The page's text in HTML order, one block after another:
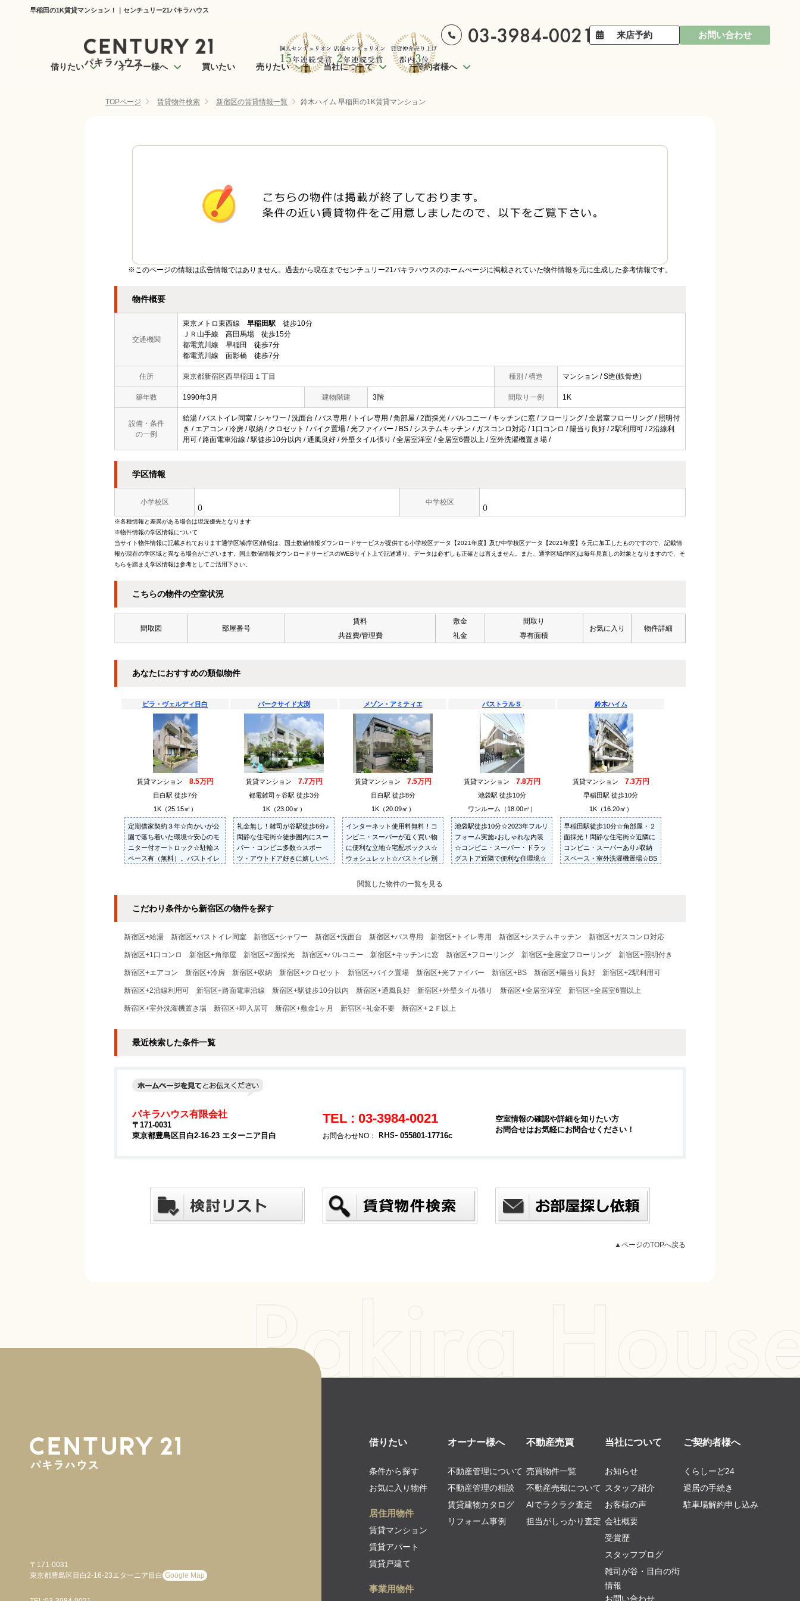
早稲田の1K賃貸マンション！｜センチュリー21パキラハウス
来店予約 お問い合わせ
借りたい オーナー様へ 買いたい 売りたい 当社について ご契約者様へ
TOPページ 賃貸物件検索 新宿区の賃貸情報一覧 鈴木ハイム 早稲田の1K賃貸マンション
※このページの情報は広告情報ではありません。過去から現在までセンチュリー21パキラハウスのホームぺージに掲載されていた物件情報を元に生成した参考情報です。
物件概要
交通機関
東京メトロ東西線 早稲田駅 徒歩10分
ＪＲ山手線 高田馬場 徒歩15分
都電荒川線 早稲田 徒歩7分
都電荒川線 面影橋 徒歩7分
住所 東京都新宿区西早稲田１丁目 種別 / 構造 マンション / S造(鉄骨造)
築年数 1990年3月 建物階建 3階 間取り一例 1K
設備・条件
の一例
給湯 / バストイレ同室 / シャワー / 洗面台 / バス専用 / トイレ専用 / 角部屋 / 2面採光 / バルコニー / キッチンに窓 / フローリング / 全居室フローリング / 照明付
き / エアコン / 冷房 / 収納 / クロゼット / バイク置場 / 光ファイバー / BS / システムキッチン / ガスコンロ対応 / 1口コンロ / 陽当り良好 / 2駅利用可 / 2沿線利
用可 / 路面電車沿線 / 駅徒歩10分以内 / 通風良好 / 外壁タイル張り / 全居室洋室 / 全居室6畳以上 / 室外洗濯機置き場 /
学区情報
小学校区
()
中学校区
()
※各種情報と差異がある場合は現況優先となります
※物件情報の学区情報について
当サイト物件情報に記載されております通学区域(学区)情報は、国土数値情報ダウンロードサービスが提供する小学校区データ【2021年度】及び中学校区データ【2021年度】を元に加工したものですので、記載情
報が現在の学区域と異なる場合がございます。国土数値情報ダウンロードサービスのWEBサイト上で記述通り、データは必ずしも正確とは言えません。また、通学区域(学区)は毎年見直しの対象となりますので、そ
ちらを踏まえ学区情報は参考としてご活用下さい。
こちらの物件の空室状況
間取図 部屋番号
賃料
共益費/管理費
敷金
礼金
間取り
専有面積
お気に入り 物件詳細
あなたにおすすめの類似物件
ビラ・ヴェルディ目白
賃貸マンション 8.5万円
目白駅 徒歩7分
1K（25.15㎡）
定期借家契約３年☆向かいが公
園で落ち着いた環境☆安心のモ
ニター付オートロック☆駐輪ス
ペース有（無料）。バストイレ
パークサイド大渕
賃貸マンション 7.7万円
都電雑司ヶ谷駅 徒歩3分
1K（23.00㎡）
礼金無し！雑司が谷駅徒歩6分♪
閑静な住宅街☆徒歩圏内にスー
パー・コンビニ多数☆スポー
ツ・アウトドア好きに嬉しいベ
メゾン・アミティエ
賃貸マンション 7.5万円
目白駅 徒歩8分
1K（20.09㎡）
インターネット使用料無料！コ
ンビニ・スーパーが近く買い物
に便利な立地☆宅配ボックス☆
ウォシュレット☆バストイレ別
付きインターホン☆
パストラルＳ
賃貸マンション 7.8万円
池袋駅 徒歩10分
ワンルーム（18.00㎡）
池袋駅徒歩10分☆2023年フルリ
フォーム実施♪おしゃれな内装
☆コンビニ・スーパー・ドラッ
グストア近隣で便利な住環境☆
鈴木ハイム
賃貸マンション 7.3万円
早稲田駅 徒歩10分
1K（16.20㎡）
早稲田駅徒歩10分☆角部屋・２
面採光！閑静な住宅街☆近隣に
コンビニ・スーパーあり♪収納
スペース・室外洗濯機置場☆BS
閲覧した物件の一覧を見る
こだわり条件から新宿区の物件を探す
新宿区+給湯 新宿区+バストイレ同室 新宿区+シャワー 新宿区+洗面台 新宿区+バス専用 新宿区+トイレ専用 新宿区+システムキッチン 新宿区+ガスコンロ対応
新宿区+1口コンロ 新宿区+角部屋 新宿区+2面採光 新宿区+バルコニー 新宿区+キッチンに窓 新宿区+フローリング 新宿区+全居室フローリング 新宿区+照明付き
新宿区+エアコン 新宿区+冷房 新宿区+収納 新宿区+クロゼット 新宿区+バイク置場 新宿区+光ファイバー 新宿区+BS 新宿区+陽当り良好 新宿区+2駅利用可
新宿区+2沿線利用可 新宿区+路面電車沿線 新宿区+駅徒歩10分以内 新宿区+通風良好 新宿区+外壁タイル張り 新宿区+全居室洋室 新宿区+全居室6畳以上
新宿区+室外洗濯機置き場 新宿区+即入居可 新宿区+敷金1ヶ月 新宿区+礼金不要 新宿区+２Ｆ以上
最近検索した条件一覧
パキラハウス有限会社
〒171-0031
東京都豊島区目白2-16-23 エターニア目白
TEL : 03-3984-0021
お問合わせNO： 055801-17716c
空室情報の確認や詳細を知りたい方
お問合せはお気軽にお問合せください！
▲ページのTOPへ戻る
〒171-0031
東京都豊島区目白2-16-23エターニア目白 Google Map
借りたい
条件から探す
お気に入り物件
居住用物件
賃貸マンション
賃貸アパート
賃貸戸建て
事業用物件
オーナー様へ
不動産管理について
不動産管理の相談
賃貸建物カタログ
リフォーム事例
不動産売買
売買物件一覧
不動産売却について
AIでラクラク査定
担当がしっかり査定
当社について
お知らせ
スタッフ紹介
お客様の声
会社概要
受賞歴
スタッフブログ
雑司が谷・目白の街
情報
お問い合わせ
ご契約者様へ
くらしーど24
退居の手続き
駐車場解約申し込み